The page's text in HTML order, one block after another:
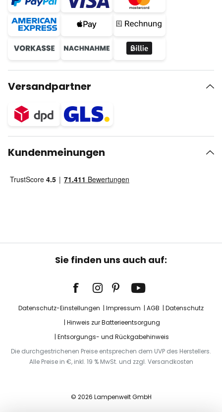
Versandpartner
Kundenmeinungen
Sie finden uns auch auf:
Datenschutz-Einstellungen Impressum AGB
Datenschutz
Hinweis zur Batterieentsorgung
Entsorgungs- und Rückgabehinweis
Die durchgestrichenen Preise entsprechen dem UVP des Herstellers.
Alle Preise in €, inkl. 19 % MwSt. und zzgl. Versandkosten
© 2026 Lampenwelt GmbH